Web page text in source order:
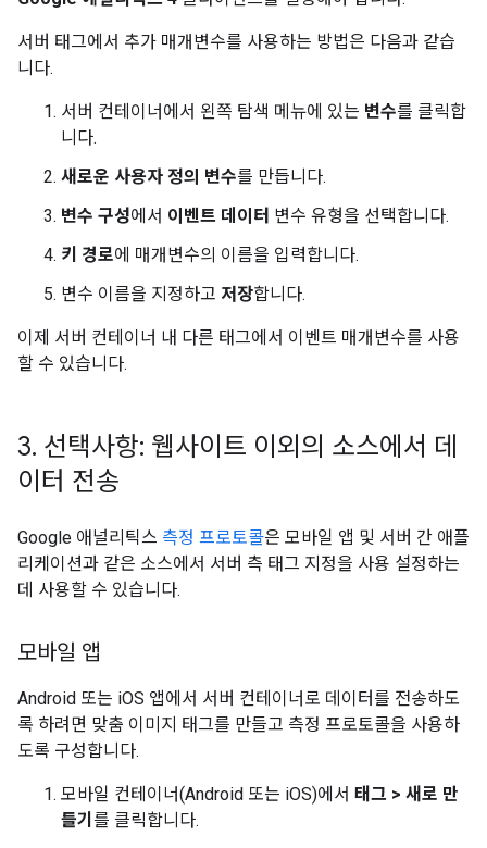
서버 태그에서 추가 매개변수를 사용하는 방법은 다음과 같습
니다.
서버 컨테이너에서 왼쪽 탐색 메뉴에 있는 변수를 클릭합
니다.
새로운 사용자 정의 변수를 만듭니다.
변수 구성에서 이벤트 데이터 변수 유형을 선택합니다.
키 경로에 매개변수의 이름을 입력합니다.
변수 이름을 지정하고 저장합니다.
이제 서버 컨테이너 내 다른 태그에서 이벤트 매개변수를 사용
할 수 있습니다.
3. 선택사항: 웹사이트 이외의 소스에서 데
이터 전송
Google 애널리틱스 측정 프로토콜은 모바일 앱 및 서버 간 애플
리케이션과 같은 소스에서 서버 측 태그 지정을 사용 설정하는
데 사용할 수 있습니다.
모바일 앱
Android 또는 iOS 앱에서 서버 컨테이너로 데이터를 전송하도
록 하려면 맞춤 이미지 태그를 만들고 측정 프로토콜을 사용하
도록 구성합니다.
모바일 컨테이너(Android 또는 iOS)에서 태그 > 새로 만
들기 를 클릭합니다.